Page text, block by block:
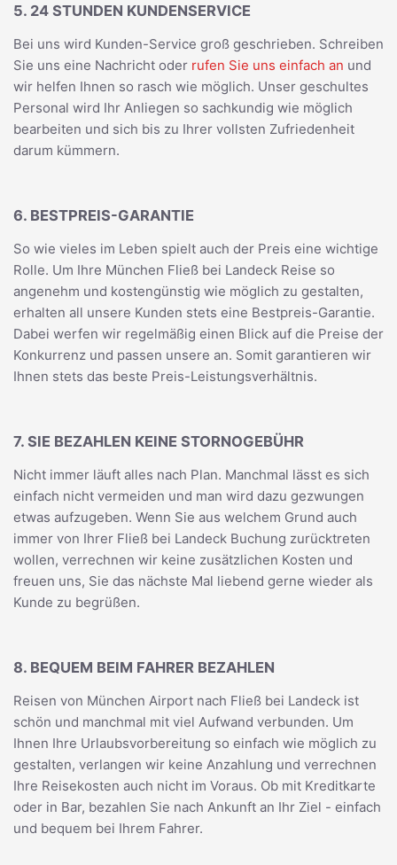
5. 24 STUNDEN KUNDENSERVICE
Bei uns wird Kunden-Service groß geschrieben. Schreiben
Sie uns eine Nachricht oder rufen Sie uns einfach an und
wir helfen Ihnen so rasch wie möglich. Unser geschultes
Personal wird Ihr Anliegen so sachkundig wie möglich
bearbeiten und sich bis zu Ihrer vollsten Zufriedenheit
darum kümmern.
6. BESTPREIS-GARANTIE
So wie vieles im Leben spielt auch der Preis eine wichtige
Rolle. Um Ihre München Fließ bei Landeck Reise so
angenehm und kostengünstig wie möglich zu gestalten,
erhalten all unsere Kunden stets eine Bestpreis-Garantie.
Dabei werfen wir regelmäßig einen Blick auf die Preise der
Konkurrenz und passen unsere an. Somit garantieren wir
Ihnen stets das beste Preis-Leistungsverhältnis.
7. SIE BEZAHLEN KEINE STORNOGEBÜHR
Nicht immer läuft alles nach Plan. Manchmal lässt es sich
einfach nicht vermeiden und man wird dazu gezwungen
etwas aufzugeben. Wenn Sie aus welchem Grund auch
immer von Ihrer Fließ bei Landeck Buchung zurücktreten
wollen, verrechnen wir keine zusätzlichen Kosten und
freuen uns, Sie das nächste Mal liebend gerne wieder als
Kunde zu begrüßen.
8. BEQUEM BEIM FAHRER BEZAHLEN
Reisen von München Airport nach Fließ bei Landeck ist
schön und manchmal mit viel Aufwand verbunden. Um
Ihnen Ihre Urlaubsvorbereitung so einfach wie möglich zu
gestalten, verlangen wir keine Anzahlung und verrechnen
Ihre Reisekosten auch nicht im Voraus. Ob mit Kreditkarte
oder in Bar, bezahlen Sie nach Ankunft an Ihr Ziel - einfach
und bequem bei Ihrem Fahrer.